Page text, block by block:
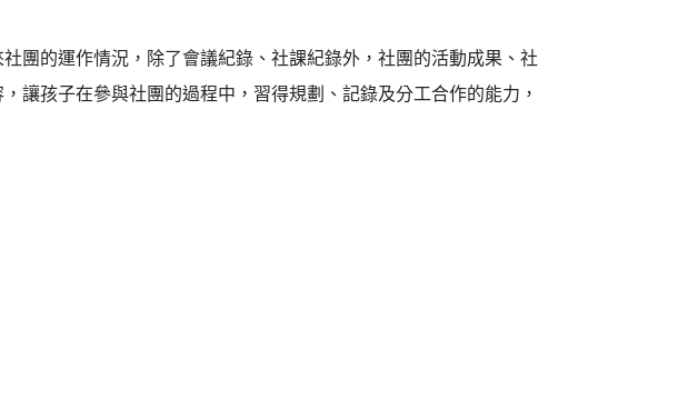
團的運作情況，除了會議紀錄、社課紀錄外，社團的活動成果、社
讓孩子在參與社團的過程中，習得規劃、記錄及分工合作的能力，